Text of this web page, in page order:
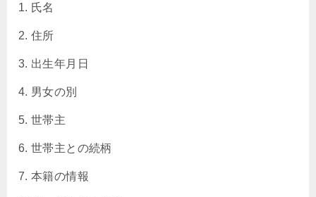
氏名
住所
出生年月日
男女の別
世帯主
世帯主との続柄
本籍の情報